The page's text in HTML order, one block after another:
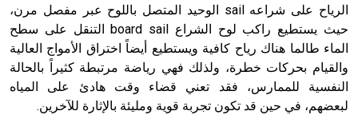
- هل تعلم أن أبجر Abgar اسم معروف جيداً يعود إلى عدد من
الملوك الذين حكموا مدينة إديسا (الرها) من أبجر الأول وحتى
التاسع، وهم ينتسبون إلى أسرة أوسروين
الرياح على شراعه sail الوحيد المتصل باللوح عبر مفصل مرن،
حيث يستطيع راكب لوح الشراع board sail التنقل على سطح
الماء طالما هناك رياح كافية ويستطيع أيضاً اختراق الأمواج العالية
والقيام بحركات خطرة، ولذلك فهي رياضة مرتبطة كثيراً بالحالة
النفسية للممارس، فقد تعني قضاء وقت هادئ على المياه
لبعضهم، في حين قد تكون تجربة قوية ومليئة بالإثارة للآخرين.